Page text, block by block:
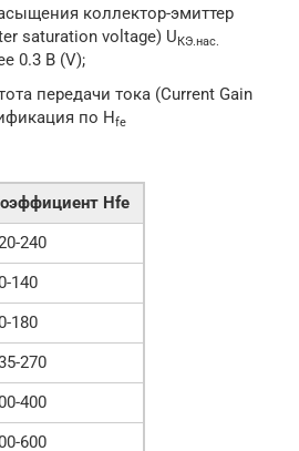
коллектор-эмиттер
saturation voltage) UКЭ .нас.
0.3 В (V);
передачи тока (Current Gain
по Hfe
Hfe
240
140
180
270
400
600